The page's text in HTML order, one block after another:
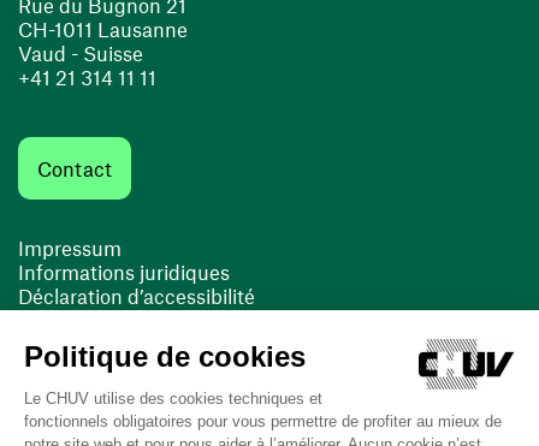
Rue du Bugnon 21
CH-1011 Lausanne
Vaud - Suisse
+41 21 314 11 11
Contact
Impressum
Informations juridiques
Déclaration d’accessibilité
Cookies